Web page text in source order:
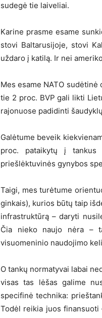
sudegė tie laiveliai.
Karine prasme esame
stovi Baltarusijoje, stovi
uždaro į katilą. Ir nei
Mes esame NATO
tie 2 proc. BVP gali likti
rajonuose padidinti
Galėtume beveik
proc. pataikytų į tankus
priešlėktuvinės gynybos
Taigi, mes turėtume
ginkais), kurios būtų taip
infrastruktūrą – daryti
Čia nieko naujo nėra –
visuomeninio naudojimo
O tankų normatyvai labai
visas tas lėšas galime
specifinė technika:
Todėl reikia juos